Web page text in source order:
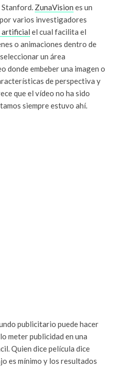
Stanford. ZunaVision es un
varios investigadores
artificial el cual facilita el
o animaciones dentro de
un área
donde embeber una imagen o
de perspectiva y
que el vídeo no ha sido
siempre estuvo ahí.
publicitario puede hacer
meter publicidad en una
Quien dice película dice
es mínimo y los resultados